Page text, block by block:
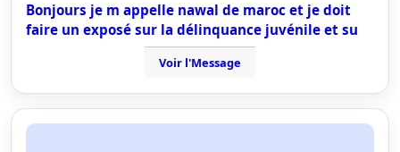
Bonjours je m appelle nawal de maroc et je doit
faire un exposé sur la délinquance juvénile et su
Voir l'Message